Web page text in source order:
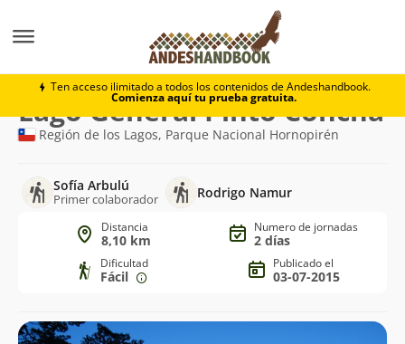
Ten acceso ilimitado a todos los contenidos de Andeshandbook.
Comienza aquí tu prueba gratuita.
Lago General Pinto Concha
Ruta
de
Lago General Pinto Concha
Región de los Lagos, Parque Nacional Hornopirén
Sofía Arbulú
Primer colaborador Rodrigo Namur
Distancia
8,10 km
Numero de jornadas
2 días
Dificultad
Fácil
Publicado el
03-07-2015